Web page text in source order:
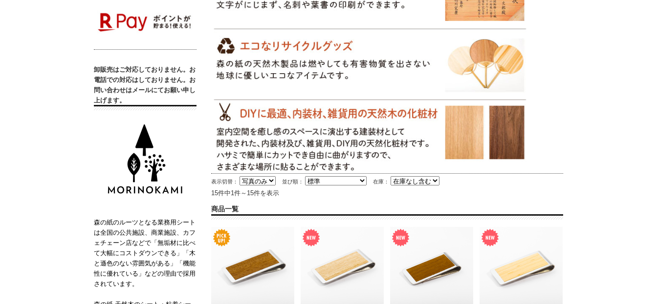
表示切替： 並び順： 在庫：
15件中1件～15件を表示
商品一覧
卸販売はご対応しておりません。お
電話での対応はしておりません。お
問い合わせはメールにてお願い申し
上げます。
森の紙のルーツとなる業務用シート
は全国の公共施設、商業施設、カフ
ェチェーン店などで「無垢材に比べ
て大幅にコストダウンできる」「木
と遜色のない雰囲気がある」「機能
性に優れている」などの理由で採用
されています。